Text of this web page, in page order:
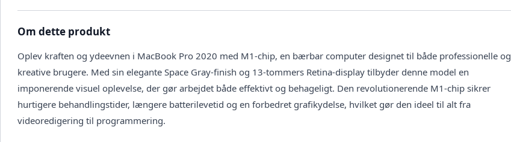
Om dette produkt
Oplev kraften og ydeevnen i MacBook Pro 2020 med M1-chip, en bærbar computer designet til både professionelle og
kreative brugere. Med sin elegante Space Gray-finish og 13-tommers Retina-display tilbyder denne model en
imponerende visuel oplevelse, der gør arbejdet både effektivt og behageligt. Den revolutionerende M1-chip sikrer
hurtigere behandlingstider, længere batterilevetid og en forbedret grafikydelse, hvilket gør den ideel til alt fra
videoredigering til programmering.